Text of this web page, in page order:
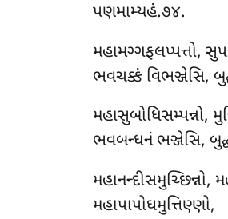
પણમામ્યહં.૭૪.
મહામગ્ગફલપ્પત્તો,
ભવચક્કં વિભઞ્જેસિ,
મહાસુબોધિસમ્પન્નો,
ભવબન્ધનં ભઞ્જેસિ,
મહાનન્દીસમુચ્છિન્નો,